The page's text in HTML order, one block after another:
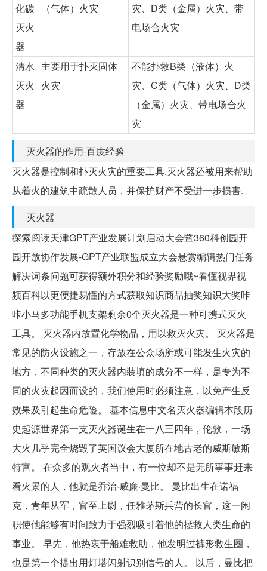
化碳
灭火
器
（气体）火灾
灾、D类（金属）火灾、带
电场合火灾
清水
灭火
器
主要用于扑灭固体
火灾
不能扑救B类（液体）火
灾、C类（气体）火灾、D类
（金属）火灾、带电场合火
灾
灭火器的作用-百度经验
灭火器是控制和扑灭火灾的重要工具.灭火器还被用来帮助
从着火的建筑中疏散人员，并保护财产不受进一步损害.
灭火器
探索阅读天津GPT产业发展计划启动大会暨360科创园开
园开放协作发展-GPT产业联盟成立大会悬赏编辑热门任务
解决词条问题可获得额外积分和经验奖励哦~看懂视界视
频百科以更便捷易懂的方式获取知识商品抽奖知识大奖咔
咔小马多功能手机支架剩余0个灭火器是一种可携式灭火
工具。 灭火器内放置化学物品，用以救灭火灾。 灭火器是
常见的防火设施之一，存放在公众场所或可能发生火灾的
地方，不同种类的灭火器内装填的成分不一样，是专为不
同的火灾起因而设的，我们使用时必须注意，以免产生反
效果及引起生命危险。 基本信息中文名灭火器编辑本段历
史起源世界第一支灭火器诞生在一八三四年，伦敦，一场
大火几乎完全烧毁了英国议会大厦所在地古老的威斯敏斯
特宫。 在众多的观火者当中，有一位却不是无所事事赶来
看火景的人，他就是乔治·威廉·曼比。 曼比出生在诺福
克，青年从军，官至上尉，任雅茅斯兵营的长官，这一闲
职使他能够有时间致力于强烈吸引着他的拯救人类生命的
事业。 早先，他热衷于船难救助，他发明过裤形救生圈，
也是第一个提出用灯塔闪射识别信号的人。 以后，曼比把